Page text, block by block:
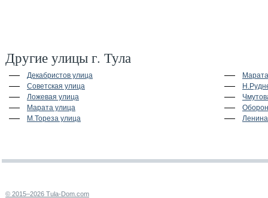
Другие улицы г. Тула
Декабристов улица
Советская улица
Ложевая улица
Марата улица
М.Тореза улица
© 2015–2026 Tula-Dom.com